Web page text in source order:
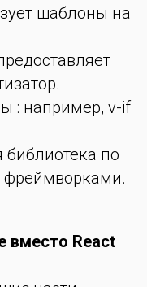
шаблоны на
: например, v-if
библиотека по
фреймворками.
вместо React